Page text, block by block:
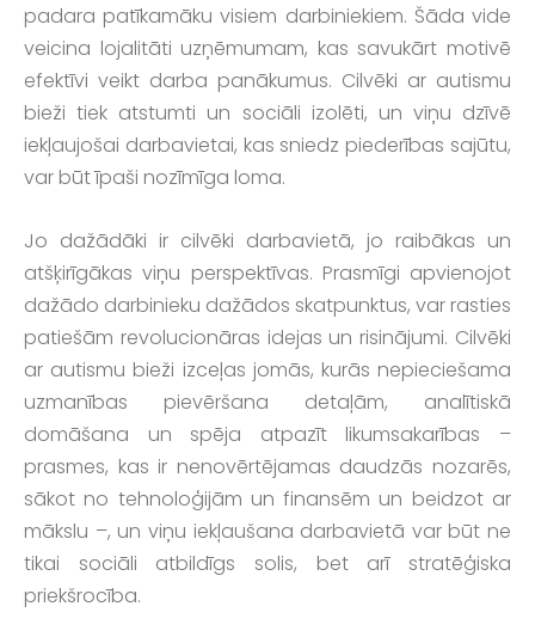
padara patīkamāku visiem darbiniekiem. Šāda vide
veicina lojalitāti uzņēmumam, kas savukārt motivē
efektīvi veikt darba panākumus. Cilvēki ar autismu
bieži tiek atstumti un sociāli izolēti, un viņu dzīvē
iekļaujošai darbavietai, kas sniedz piederības sajūtu,
var būt īpaši nozīmīga loma.
Jo dažādāki ir cilvēki darbavietā, jo raibākas un
atšķirīgākas viņu perspektīvas. Prasmīgi apvienojot
dažādo darbinieku dažādos skatpunktus, var rasties
patiešām revolucionāras idejas un risinājumi. Cilvēki
ar autismu bieži izceļas jomās, kurās nepieciešama
uzmanības pievēršana detaļām, analītiskā
domāšana un spēja atpazīt likumsakarības –
prasmes, kas ir nenovērtējamas daudzās nozarēs,
sākot no tehnoloģijām un finansēm un beidzot ar
mākslu –, un viņu iekļaušana darbavietā var būt ne
tikai sociāli atbildīgs solis, bet arī stratēģiska
priekšrocība.